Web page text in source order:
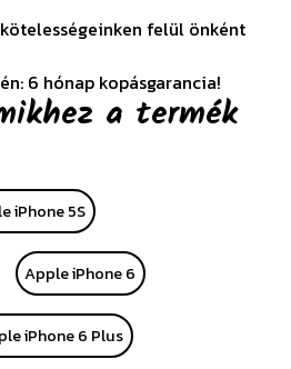
felül önként
6 hónap kopásgarancia!
a termék
iPhone 5S
Apple iPhone 6
iPhone 6 Plus